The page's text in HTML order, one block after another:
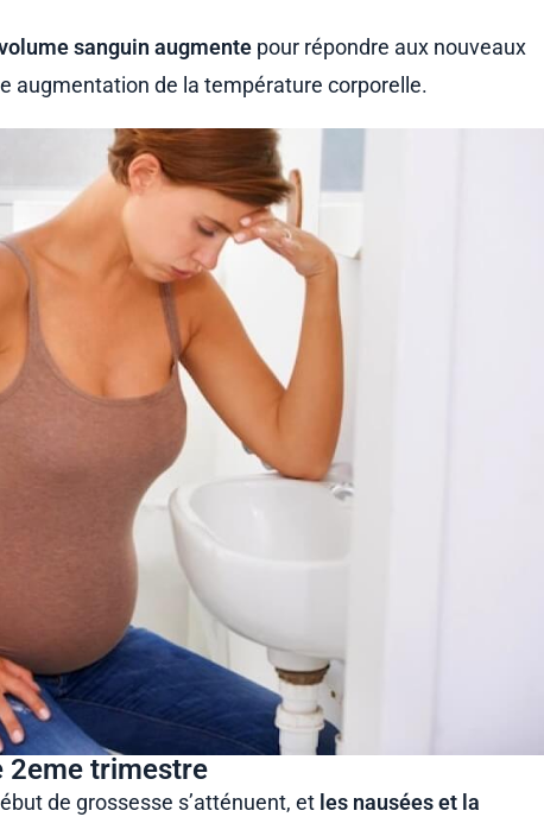
sanguin augmente pour répondre aux nouveaux
augmentation de la température corporelle.
2eme trimestre
de grossesse s’atténuent, et les nausées et la